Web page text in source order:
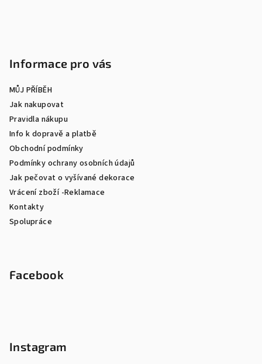
Informace pro vás
MŮJ PŘÍBĚH
Jak nakupovat
Pravidla nákupu
Info k dopravě a platbě
Obchodní podmínky
Podmínky ochrany osobních údajů
Jak pečovat o vyšívané dekorace
Vrácení zboží -Reklamace
Kontakty
Spolupráce
Facebook
Instagram